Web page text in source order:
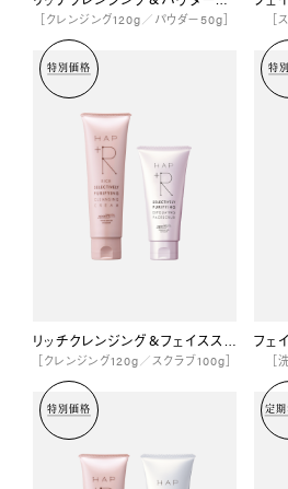
［クレンジング120g／パウダー50g］
リッチクレンジング&フェイススクラブセット
［クレンジング120g／スクラブ100g］
特別価格 特
特別価格 定期